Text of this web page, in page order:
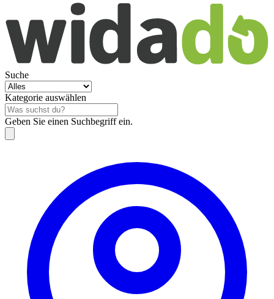
Suche
Kategorie auswählen
Geben Sie einen Suchbegriff ein.